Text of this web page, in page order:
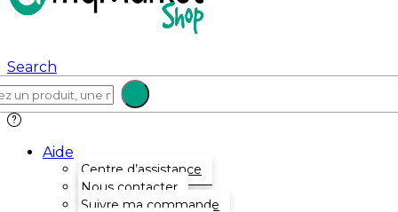
Search
Aide
Centre d’assistance
Nous contacter
Suivre ma commande